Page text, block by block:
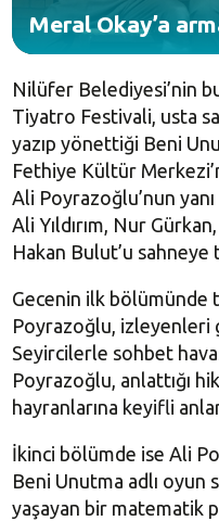
Meral Okay’a
Nilüfer Belediyesi’nin
Tiyatro Festivali, usta
yazıp yönettiği Beni
Fethiye Kültür
Ali Poyrazoğlu’nun
Ali Yıldırım, Nur
Hakan Bulut’u sahneye
Gecenin ilk bölümünde
Poyrazoğlu, izleyenleri
Seyircilerle sohbet
Poyrazoğlu, anlattığı
hayranlarına keyifli
İkinci bölümde ise Ali
Beni Unutma adlı oyun
yaşayan bir matematik